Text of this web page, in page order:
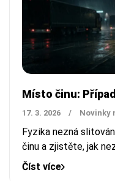
Místo činu:
17. 3. 2026 / Novinky
Fyzika nezná
činu a zjistěte, jak
Číst více